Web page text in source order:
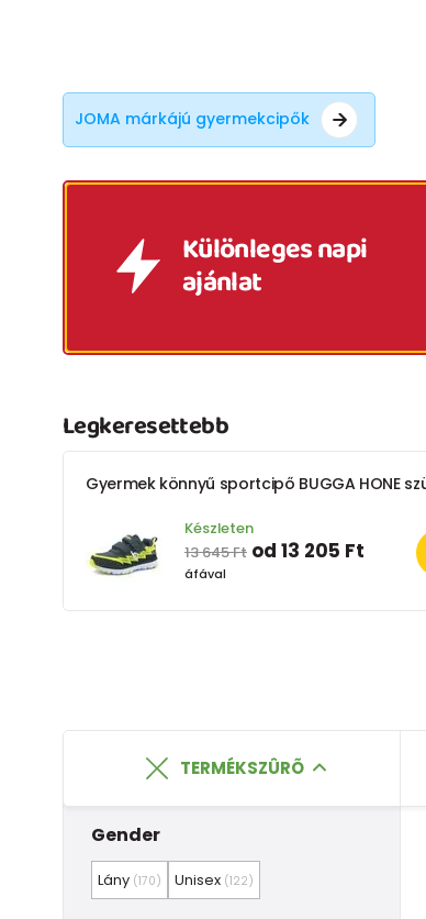
JOMA márkájú gyermekcipők
Különleges napi
ajánlat
Legkeresettebb
Készleten
13 645 Ft od 13 205 Ft
áfával
TERMÉKSZÛRÕ
Gender
Lány (170) Unisex (122)